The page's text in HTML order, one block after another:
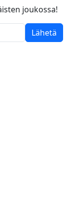
joukossa!
Lähetä